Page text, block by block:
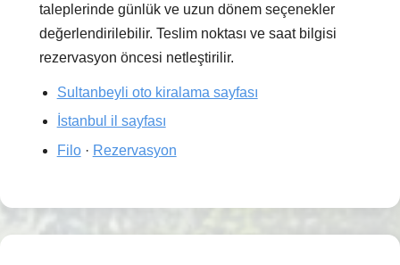
taleplerinde günlük ve uzun dönem seçenekler
değerlendirilebilir. Teslim noktası ve saat bilgisi
rezervasyon öncesi netleştirilir.
Sultanbeyli oto kiralama sayfası
İstanbul il sayfası
Filo· Rezervasyon